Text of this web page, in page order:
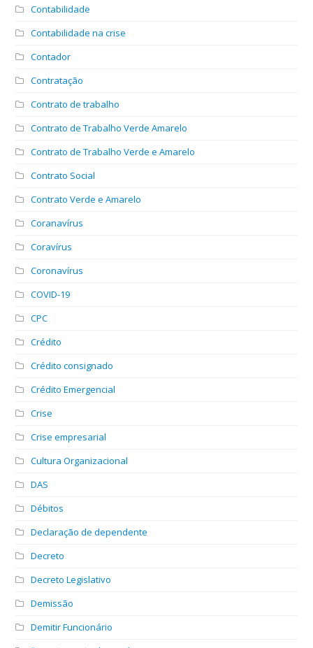
Contabilidade
Contabilidade na crise
Contador
Contratação
Contrato de trabalho
Contrato de Trabalho Verde Amarelo
Contrato de Trabalho Verde e Amarelo
Contrato Social
Contrato Verde e Amarelo
Coranavírus
Coravírus
Coronavírus
COVID-19
CPC
Crédito
Crédito consignado
Crédito Emergencial
Crise
Crise empresarial
Cultura Organizacional
DAS
Débitos
Declaração de dependente
Decreto
Decreto Legislativo
Demissão
Demitir Funcionário